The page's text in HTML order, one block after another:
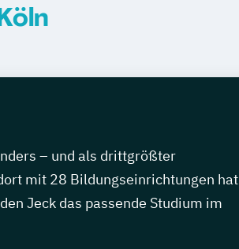
– und als drittgrößter
mit 28 Bildungseinrichtungen hat
Jeck das passende Studium im